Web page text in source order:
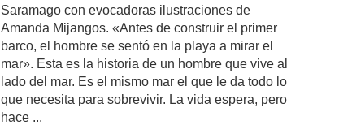
Saramago con evocadoras ilustraciones de
Amanda Mijangos. «Antes de construir el primer
barco, el hombre se sentó en la playa a mirar el
mar». Esta es la historia de un hombre que vive al
lado del mar. Es el mismo mar el que le da todo lo
que necesita para sobrevivir. La vida espera, pero
hace ...